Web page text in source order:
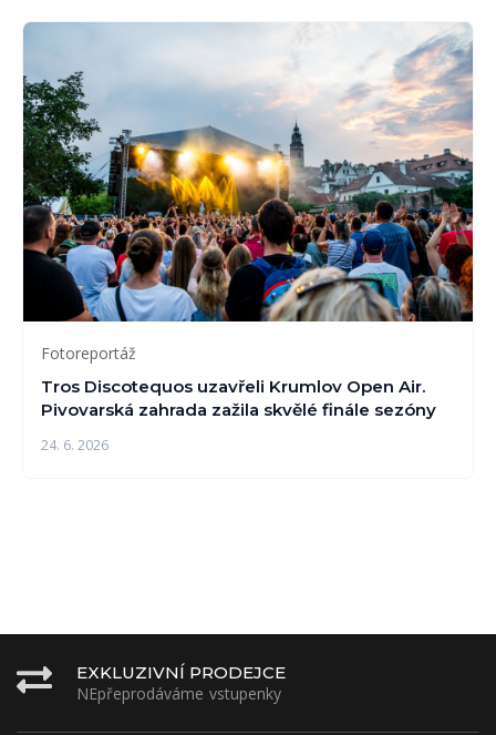
Fotoreportáž
Tros Discotequos uzavřeli Krumlov Open Air.
Pivovarská zahrada zažila skvělé finále sezóny
24. 6. 2026
EXKLUZIVNÍ PRODEJCE
NEpřeprodáváme vstupenky